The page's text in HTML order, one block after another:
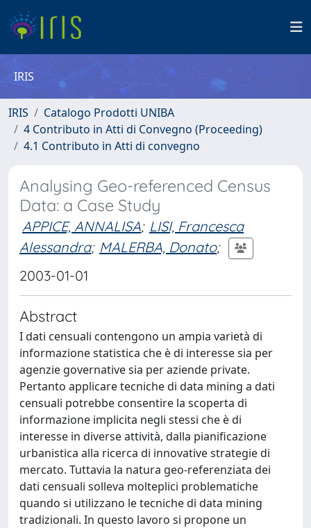
IRIS
IRIS
Catalogo Prodotti UNIBA
4 Contributo in Atti di Convegno (Proceeding)
4.1 Contributo in Atti di convegno
Analysing Geo-referenced Census
Data: a Case Study
APPICE, ANNALISA; LISI, Francesca
Alessandra; MALERBA, Donato;
2003-01-01
Abstract
I dati censuali contengono un ampia varietà di
informazione statistica che è di interesse sia per
agenzie governative sia per aziende private.
Pertanto applicare tecniche di data mining a dati
censuali potrebbe consentire la scoperta di
informazione implicita negli stessi che è di
interesse in diverse attività, dalla pianificazione
urbanistica alla ricerca di innovative strategie di
mercato. Tuttavia la natura geo-referenziata dei
dati censuali solleva molteplici problematiche
quando si utilizzano le tecniche di data mining
tradizionali. In questo lavoro si propone un